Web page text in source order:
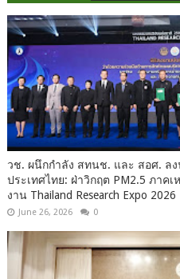
วช. ผนึกกำลัง สทนช. และ สอศ. ลง
ประเทศไทย: ฝ่าวิกฤต PM2.5 ภาค
งาน Thailand Research Expo 2026
June 26, 2026 0